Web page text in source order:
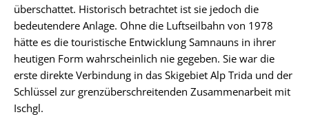
überschattet. Historisch betrachtet ist sie jedoch die
bedeutendere Anlage. Ohne die Luftseilbahn von 1978
hätte es die touristische Entwicklung Samnauns in ihrer
heutigen Form wahrscheinlich nie gegeben. Sie war die
erste direkte Verbindung in das Skigebiet Alp Trida und der
Schlüssel zur grenzüberschreitenden Zusammenarbeit mit
Ischgl.